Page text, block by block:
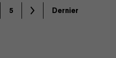
5 Dernier